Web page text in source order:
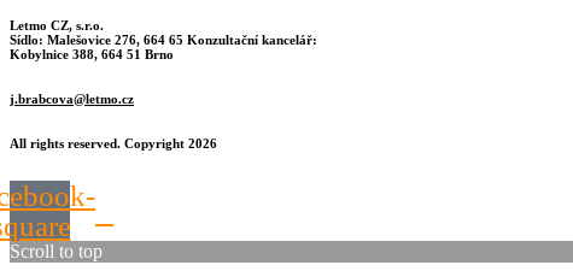
Letmo CZ, s.r.o.
Sídlo: Malešovice 276, 664 65 Konzultační kancelář:
Kobylnice 388, 664 51 Brno
j.brabcova@letmo.cz
All rights reserved. Copyright 2026
Scroll to top